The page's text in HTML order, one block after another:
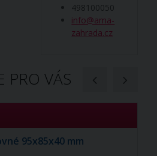
498100050
info@ama-
zahrada.cz
PRO VÁS
95x85x40 mm